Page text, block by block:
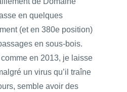
en quelques
(et en 380e position)
en sous-bois.
en 2013, je laisse
un virus qu’il traîne
semble avoir des